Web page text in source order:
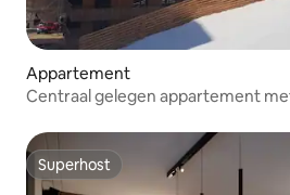
Appartement
Centraal gelegen appartement
Superhost
Superhost